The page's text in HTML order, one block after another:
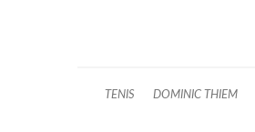
TENIS DOMINIC THIEM